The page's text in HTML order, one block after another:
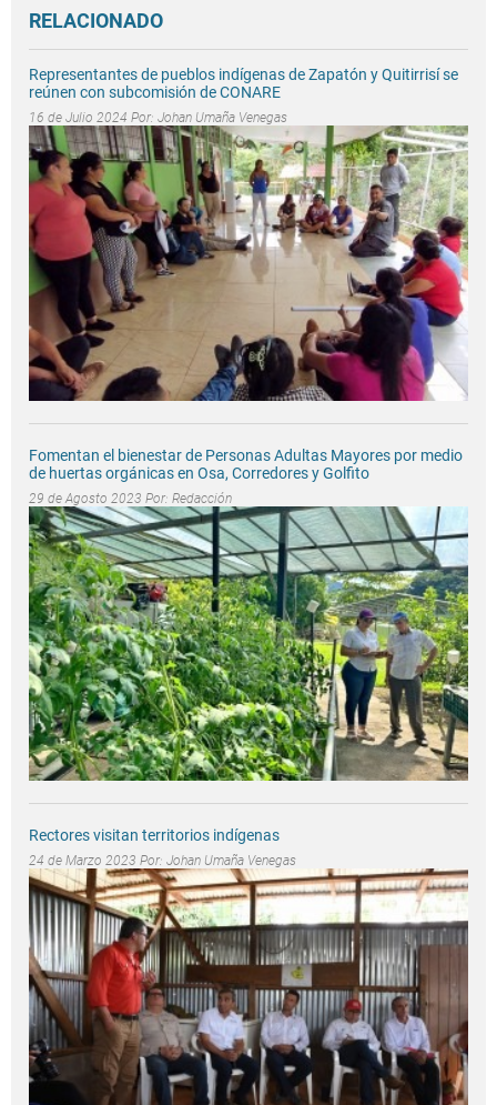
RELACIONADO
Representantes de pueblos indígenas de Zapatón y Quitirrisí se
reúnen con subcomisión de CONARE
16 de Julio 2024 Por: Johan Umaña Venegas
Fomentan el bienestar de Personas Adultas Mayores por medio
de huertas orgánicas en Osa, Corredores y Golfito
29 de Agosto 2023 Por: Redacción
Rectores visitan territorios indígenas
24 de Marzo 2023 Por: Johan Umaña Venegas